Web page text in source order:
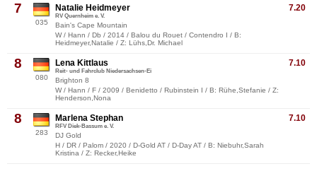
7
035
7.20
Natalie Heidmeyer
RV Quernheim e. V.
Bain's Cape Mountain
W / Hann / Db / 2014 / Balou du Rouet / Contendro I / B:
Heidmeyer,Natalie / Z: Lühs,Dr. Michael
8
080
7.10
Lena Kittlaus
Reit- und Fahrclub Niedersachsen-Ei
Brighton 8
W / Hann / F / 2009 / Benidetto / Rubinstein I / B: Rühe,Stefanie / Z:
Henderson,Nona
8
283
7.10
Marlena Stephan
RFV Diek-Bassum e. V.
DJ Gold
H / DR / Palom / 2020 / D-Gold AT / D-Day AT / B: Niebuhr,Sarah
Kristina / Z: Recker,Heike